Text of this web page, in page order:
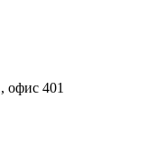
офис 401